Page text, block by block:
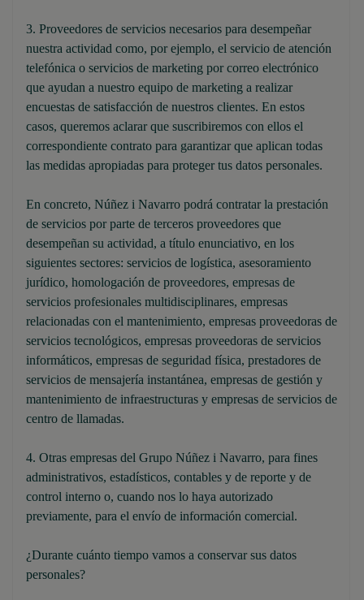
3. Proveedores de servicios necesarios para desempeñar
nuestra actividad como, por ejemplo, el servicio de atención
telefónica o servicios de marketing por correo electrónico
que ayudan a nuestro equipo de marketing a realizar
encuestas de satisfacción de nuestros clientes. En estos
casos, queremos aclarar que suscribiremos con ellos el
correspondiente contrato para garantizar que aplican todas
las medidas apropiadas para proteger tus datos personales.
En concreto, Núñez i Navarro podrá contratar la prestación
de servicios por parte de terceros proveedores que
desempeñan su actividad, a título enunciativo, en los
siguientes sectores: servicios de logística, asesoramiento
jurídico, homologación de proveedores, empresas de
servicios profesionales multidisciplinares, empresas
relacionadas con el mantenimiento, empresas proveedoras de
servicios tecnológicos, empresas proveedoras de servicios
informáticos, empresas de seguridad física, prestadores de
servicios de mensajería instantánea, empresas de gestión y
mantenimiento de infraestructuras y empresas de servicios de
centro de llamadas.
4. Otras empresas del Grupo Núñez i Navarro, para fines
administrativos, estadísticos, contables y de reporte y de
control interno o, cuando nos lo haya autorizado
previamente, para el envío de información comercial.
¿Durante cuánto tiempo vamos a conservar sus datos
personales?